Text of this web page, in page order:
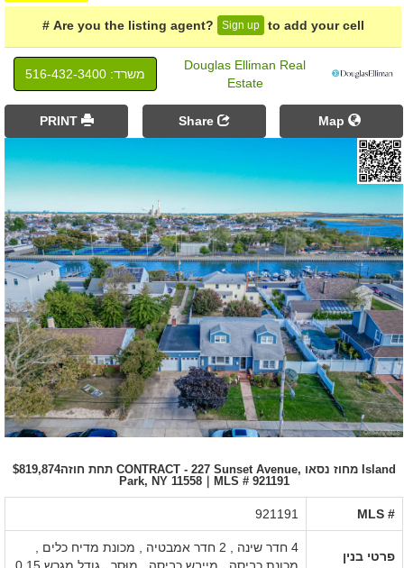
Are you the listing agent? Sign up to add your cell #
Douglas Elliman Real
Estate
משרד: ‍516-432-3400
Share
PRINT
תחת חוזה$819,874 CONTRACT - 227 Sunset Avenue, מחוז נסאו Island
Park, NY 11558｜MLS # 921191
MLS #‎
921191
פרטי בנין
4 חדר שינה , 2 חדר אמבטיה , מכונת מדיח כלים
מכונת כביסה
מייבש כביסה מוּסָך
גודל מגרש 0.15